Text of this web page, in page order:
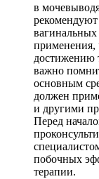
в
рекомендуют
вагинальных
применения,
достижению
важно
основным
должен
и другими
Перед
побочных
терапии.